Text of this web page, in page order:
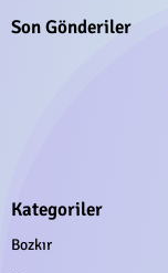
Son Gönderiler
Kategoriler
Bozkır